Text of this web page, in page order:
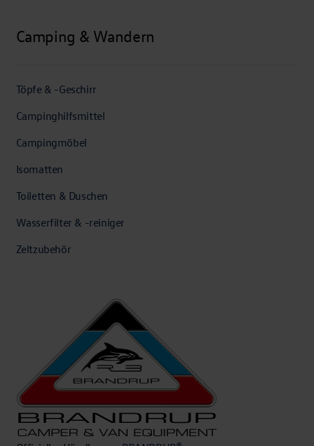
Camping & Wandern
Töpfe & -Geschirr
Campinghilfsmittel
Campingmöbel
Isomatten
Toiletten & Duschen
Wasserfilter & -reiniger
Zeltzubehör